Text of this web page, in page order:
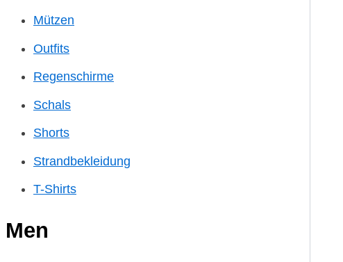
Mützen
Outfits
Regenschirme
Schals
Shorts
Strandbekleidung
T-Shirts
Men